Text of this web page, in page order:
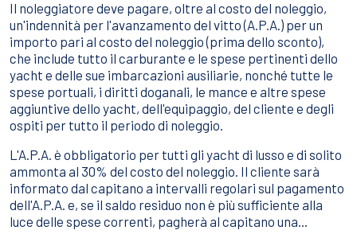
Il noleggiatore deve pagare, oltre al costo del noleggio,
un'indennità per l'avanzamento del vitto (A.P.A.) per un
importo pari al costo del noleggio (prima dello sconto),
che include tutto il carburante e le spese pertinenti dello
yacht e delle sue imbarcazioni ausiliarie, nonché tutte le
spese portuali, i diritti doganali, le mance e altre spese
aggiuntive dello yacht, dell'equipaggio, del cliente e degli
ospiti per tutto il periodo di noleggio.
L'A.P.A. è obbligatorio per tutti gli yacht di lusso e di solito
ammonta al 30% del costo del noleggio. Il cliente sarà
informato dal capitano a intervalli regolari sul pagamento
dell'A.P.A. e, se il saldo residuo non è più sufficiente alla
luce delle spese correnti, pagherà al capitano una...